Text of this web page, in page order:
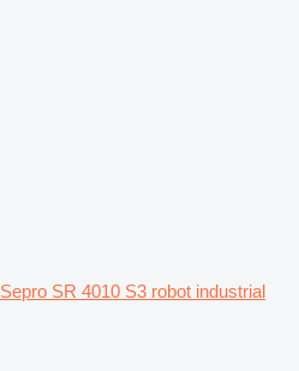
Sepro SR 4010 S3 robot industrial